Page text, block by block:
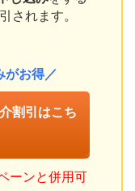
されます。
がお得／
割引はこち
ーンと併用可